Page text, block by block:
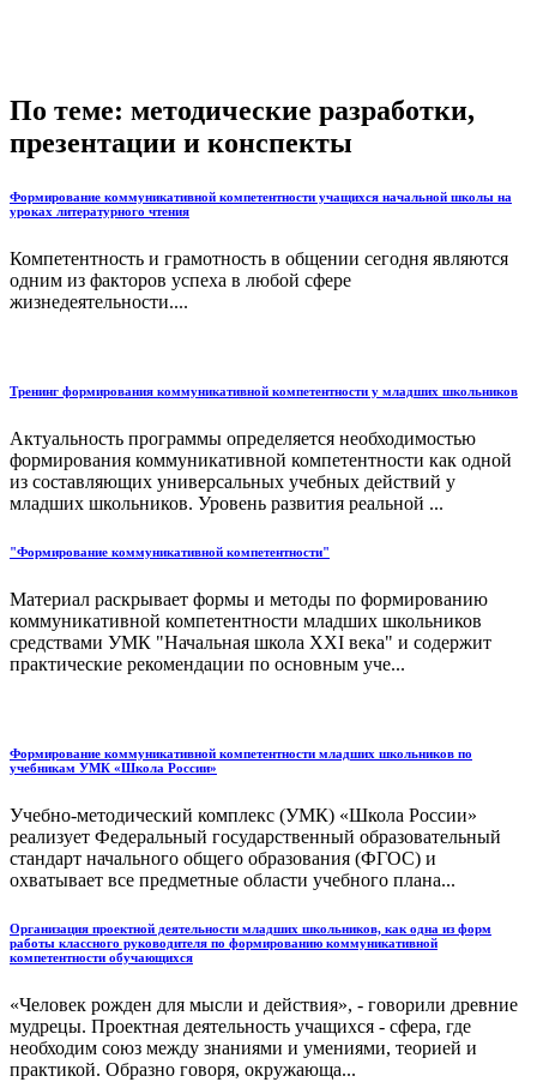
По теме: методические разработки,
презентации и конспекты
Формирование коммуникативной компетентности учащихся начальной школы на
уроках литературного чтения
Компетентность и грамотность в общении сегодня являются
одним из факторов успеха в любой сфере
жизнедеятельности....
Тренинг формирования коммуникативной компетентности у младших школьников
Актуальность программы определяется необходимостью
формирования коммуникативной компетентности как одной
из составляющих универсальных учебных действий у
младших школьников. Уровень развития реальной ...
"Формирование коммуникативной компетентности"
Материал раскрывает формы и методы по формированию
коммуникативной компетентности младших школьников
средствами УМК "Начальная школа XXI века" и содержит
практические рекомендации по основным уче...
Формирование коммуникативной компетентности младших школьников по
учебникам УМК «Школа России»
Учебно-методический комплекс (УМК) «Школа России»
реализует Федеральный государственный образовательный
стандарт начального общего образования (ФГОС) и
охватывает все предметные области учебного плана...
Организация проектной деятельности младших школьников, как одна из форм
работы классного руководителя по формированию коммуникативной
компетентности обучающихся
«Человек рожден для мысли и действия», - говорили древние
мудрецы. Проектная деятельность учащихся - сфера, где
необходим союз между знаниями и умениями, теорией и
практикой. Образно говоря, окружающа...